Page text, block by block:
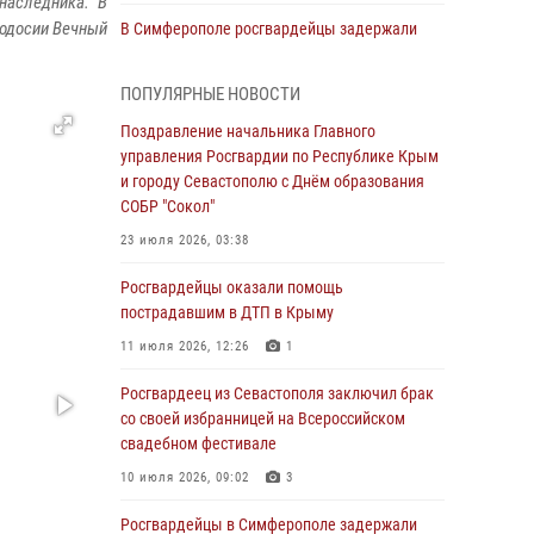
Вечный
В Симферополе росгвардейцы задержали
Росгвардейцы оперативно задержали
нарушителя на охраняемом объекте в
Севастополе
30 июля 2026, 12:13
Росгвардейцы Севастополя пресекли
противоправные действия на охраняемом
объекте
Росгвардейцы Крыма и Севастополя
отметили День Крещения Руси
28 июля 2026, 14:18 4
В Симферополе сотрудники Росгвардии
ПОПУЛЯРНЫЕ НОВОСТИ
Поздравление начальника Главного
управления Росгвардии по Республике Крым
и городу Севастополю с Днём образования
СОБР "Сокол"
23 июля 2026, 03:38
Росгвардейцы оказали помощь
пострадавшим в ДТП в Крыму
11 июля 2026, 12:26 1
Росгвардеец из Севастополя заключил брак
со своей избранницей на Всероссийском
свадебном фестивале
10 июля 2026, 09:02 3
Росгвардейцы в Симферополе задержали